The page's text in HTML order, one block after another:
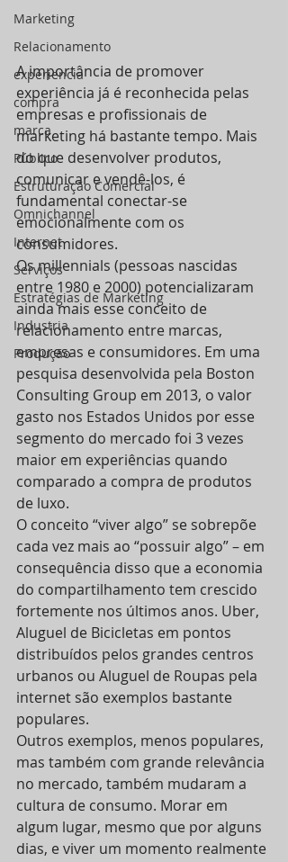
Marketing
Relacionamento
experiencia
compra
marca
Público
Estruturação Comercial
Omnichannel
Internet
Serviços
Estratégias de Marketing
Industria
Produção
A importância de promover
experiência já é reconhecida pelas
empresas e profissionais de
marketing há bastante tempo. Mais
do que desenvolver produtos,
comunicar e vendê-los, é
fundamental conectar-se
emocionalmente com os
consumidores.
Os millennials (pessoas nascidas
entre 1980 e 2000) potencializaram
ainda mais esse conceito de
relacionamento entre marcas,
empresas e consumidores. Em uma
pesquisa desenvolvida pela Boston
Consulting Group em 2013, o valor
gasto nos Estados Unidos por esse
segmento do mercado foi 3 vezes
maior em experiências quando
comparado a compra de produtos
de luxo.
O conceito “viver algo” se sobrepõe
cada vez mais ao “possuir algo” – em
consequência disso que a economia
do compartilhamento tem crescido
fortemente nos últimos anos. Uber,
Aluguel de Bicicletas em pontos
distribuídos pelos grandes centros
urbanos ou Aluguel de Roupas pela
internet são exemplos bastante
populares.
Outros exemplos, menos populares,
mas também com grande relevância
no mercado, também mudaram a
cultura de consumo. Morar em
algum lugar, mesmo que por alguns
dias, e viver um momento realmente